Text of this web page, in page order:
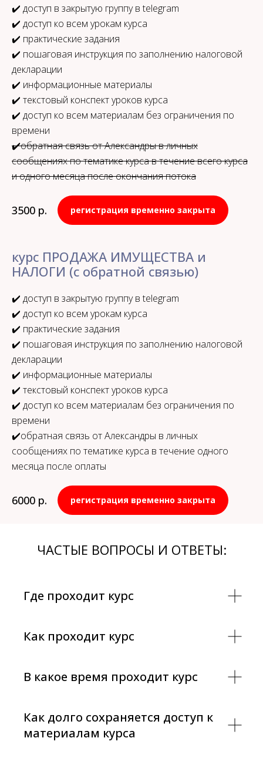
✔️ доступ в закрытую группу в telegram
✔️ доступ ко всем урокам курса
✔️ практические задания
✔️ пошаговая инструкция по заполнению налоговой
декларации
✔️ информационные материалы
✔️ текстовый конспект уроков курса
✔️ доступ ко всем материалам без ограничения по
времени
✔️обратная связь от Александры в личных
сообщениях по тематике курса в течение всего курса
и одного месяца после окончания потока
3500 р. регистрация временно закрыта
курс ПРОДАЖА ИМУЩЕСТВА и
НАЛОГИ (с обратной связью)
✔️ доступ в закрытую группу в telegram
✔️ доступ ко всем урокам курса
✔️ практические задания
✔️ пошаговая инструкция по заполнению налоговой
декларации
✔️ информационные материалы
✔️ текстовый конспект уроков курса
✔️ доступ ко всем материалам без ограничения по
времени
✔️обратная связь от Александры в личных
сообщениях по тематике курса в течение одного
месяца после оплаты
6000 р. регистрация временно закрыта
ЧАСТЫЕ ВОПРОСЫ И ОТВЕТЫ:
Где проходит курс
Как проходит курс
В какое время проходит курс
Как долго сохраняется доступ к
материалам курса